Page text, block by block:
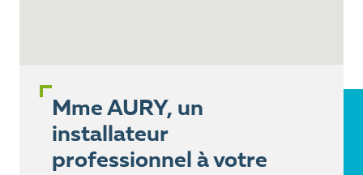
Mme AURY, un
installateur
professionnel à votre